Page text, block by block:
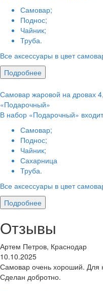
Самовар;
Поднос;
Чайник;
Труба.
Все аксессуары в цвет
Подробнее
Самовар жаровой на дровах
«Подарочный»
В набор «Подарочный»
Самовар;
Поднос;
Чайник;
Сахарница
Труба.
Все аксессуары в цвет
Подробнее
Отзывы
Артем Петров, Краснодар
10.10.2025
Самовар очень хороший. Для
Сделан добротно.